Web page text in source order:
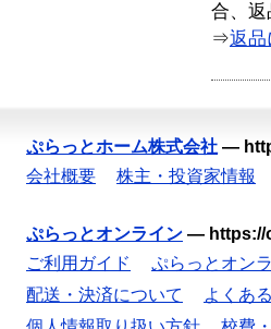
合、
⇒返品
ぷらっとホーム株式会社 —
会社概要
株主・投資家情報
ぷらっとオンライン —
ご利用ガイド
ぷらっとオン
配送・決済について
よくあ